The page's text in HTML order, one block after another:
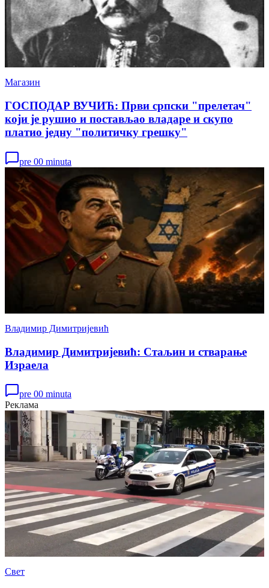
Магазин
ГОСПОДАР ВУЧИЋ: Први српски "прелетач"
који је рушио и постављао владаре и скупо
платио једну "политичку грешку"
pre 00 minuta
Владимир Димитријевић
Владимир Димитријевић: Стаљин и стварање
Израела
pre 00 minuta
Реклама
Свет